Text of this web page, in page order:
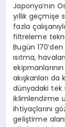
Japonya’nın
yıllık geçmişe
fazla
filtreleme
Bugün
ısıtma,
akışkanları
dünyadaki tek
iklimlendirme
ihtiyaçlarını
geliştirme